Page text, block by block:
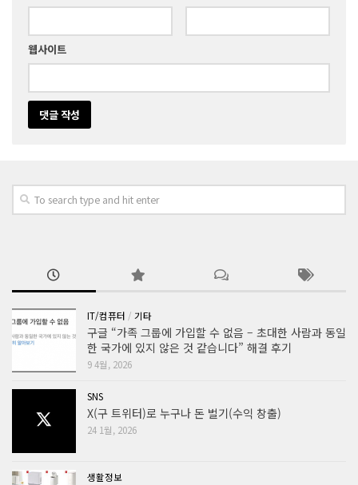
웹사이트
IT/컴퓨터 / 기타
구글 “가족 그룹에 가입할 수 없음 – 초대한 사람과 동일
한 국가에 있지 않은 것 같습니다” 해결 후기
9 4월, 2026
SNS
X(구 트위터)로 누구나 돈 벌기(수익 창출)
24 1월, 2026
생활정보